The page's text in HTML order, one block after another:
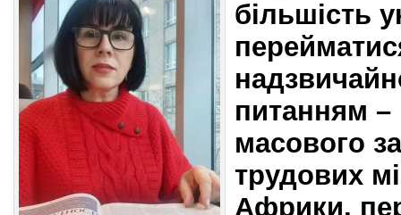
більшість
питанням
масового
трудових
Африки,